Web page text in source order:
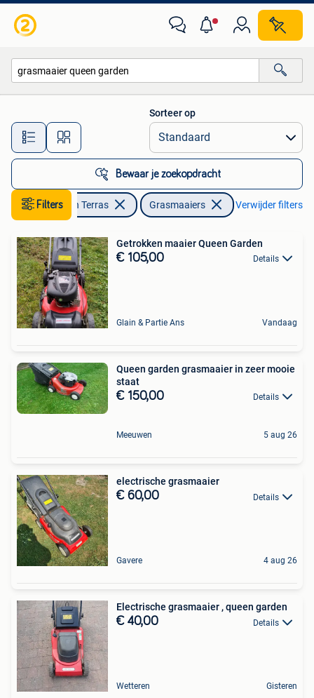
Alle afstanden…
Sorteer op
Bewaar je zoekopdracht
Filters
Tuin en Terras Grasmaaiers Verwijder filters
Getrokken maaier Queen Garden
€ 105,00 Details
Glain & Partie Ans Vandaag
Queen garden grasmaaier in zeer mooie
staat
€ 150,00 Details
Meeuwen 5 aug 26
electrische grasmaaier
€ 60,00 Details
Gavere 4 aug 26
Electrische grasmaaier , queen garden
€ 40,00 Details
Wetteren Gisteren